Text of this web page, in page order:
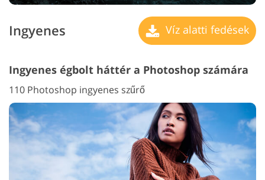
Ingyenes Víz alatti fedések
Ingyenes égbolt háttér a Photoshop számára
110 Photoshop ingyenes szűrő